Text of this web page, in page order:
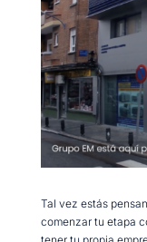
Tal vez estás
comenzar tu etapa